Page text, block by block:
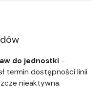
do jednostki -
termin dostępności linii
nieaktywna.